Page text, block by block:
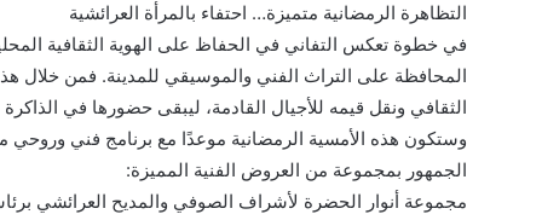
التظاهرة الرمضانية متميزة… احتفاء بالمرأة العرائشية
في خطوة تعكس التفاني في الحفاظ على الهوية الثقافية
المحافظة على التراث الفني والموسيقي للمدينة. فمن خلال
الثقافي ونقل قيمه للأجيال القادمة، ليبقى حضورها في الذاكرة
وستكون هذه الأمسية الرمضانية موعدًا مع برنامج فني
الجمهور بمجموعة من العروض الفنية المميزة:
مجموعة أنوار الحضرة لأشراف الصوفي والمديح العرائشي